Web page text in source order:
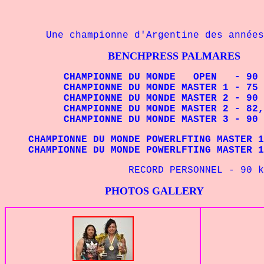
Une championne d'Argentine des
BENCHPRESS PALMARES
CHAMPIONNE DU MONDE OPEN - 90
CHAMPIONNE DU MONDE MASTER 1 -
CHAMPIONNE DU MONDE MASTER 2 -
CHAMPIONNE DU MONDE MASTER 2 -
CHAMPIONNE DU MONDE MASTER 3 -
CHAMPIONNE DU MONDE POWERLFTING
CHAMPIONNE DU MONDE POWERLFTING
RECORD PERSONNEL - 90
PHOTOS GALLERY